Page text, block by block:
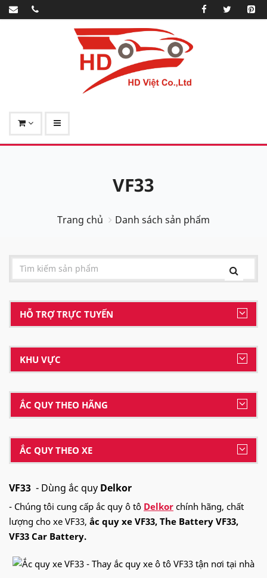
VF33
Trang chủ Danh sách sản phẩm
HỖ TRỢ TRỰC TUYẾN
KHU VỰC
ẮC QUY THEO HÃNG
ẮC QUY THEO XE
VF33 - Dùng ắc quy Delkor
- Chúng tôi cung cấp ắc quy ô tô Delkor chính hãng, chất
lượng cho xe VF33, ắc quy xe VF33, The Battery VF33,
VF33 Car Battery.